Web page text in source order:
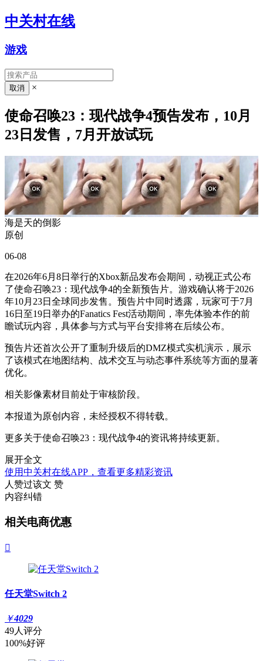
中关村在线
游戏
×
使命召唤23：现代战争4预告发布，10月
23日发售，7月开放试玩
海是天的倒影
原创
06-08
在2026年6月8日举行的Xbox新品发布会期间，动视正式公布
了使命召唤23：现代战争4的全新预告片。游戏确认将于2026
年10月23日全球同步发售。预告片中同时透露，玩家可于7月
16日至19日举办的Fanatics Fest活动期间，率先体验本作的前
瞻试玩内容，具体参与方式与平台安排将在后续公布。
预告片还首次公开了重制升级后的DMZ模式实机演示，展示
了该模式在地图结构、战术交互与动态事件系统等方面的显著
优化。
相关影像素材目前处于审核阶段。
本报道为原创内容，未经授权不得转载。
更多关于使命召唤23：现代战争4的资讯将持续更新。
展开全文
使用中关村在线APP，查看更多精彩资讯
人赞过该文 赞
内容纠错
相关电商优惠

任天堂Switch 2
￥4029
49人评分
100%好评